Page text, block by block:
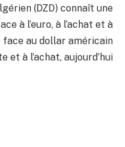
(DZD) connaît une
à l’euro, à l’achat et à
au dollar américain
et à l’achat, aujourd’hui